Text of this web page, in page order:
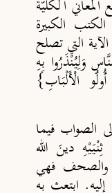
الكليّة
الكبيرة
التي تصلح
وَلِيُنْذَرُوا بِهِ
الْأَلْبَابِ}
الصواب فيما
دينَ الله
والصحف فهي
ابتعث به